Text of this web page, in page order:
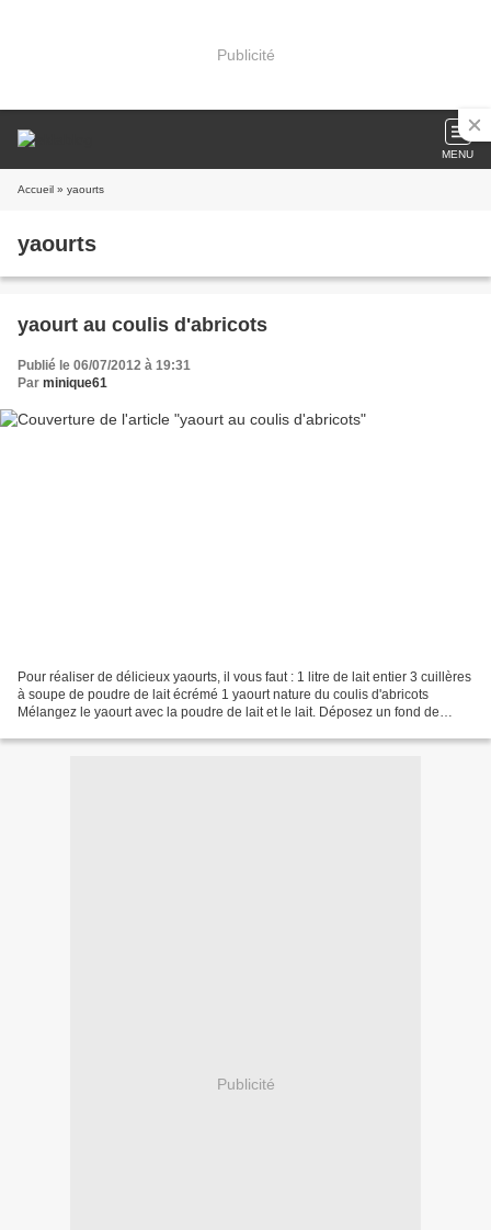
Publicité
MENU
Accueil » yaourts
yaourts
yaourt au coulis d'abricots
Publié le 06/07/2012 à 19:31
Par minique61
Pour réaliser de délicieux yaourts, il vous faut : 1 litre de lait entier 3 cuillères
à soupe de poudre de lait écrémé 1 yaourt nature du coulis d'abricots
Mélangez le yaourt avec la poudre de lait et le lait. Déposez un fond de
Publicité